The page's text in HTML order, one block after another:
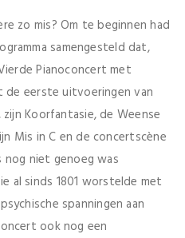
zo mis? Om te beginnen had
samengesteld dat,
Pianoconcert met
eerste uitvoeringen van
Koorfantasie, de Weense
Mis in C en de concertscène
nog niet genoeg was
al sinds 1801 worstelde met
spanningen aan
ook nog een